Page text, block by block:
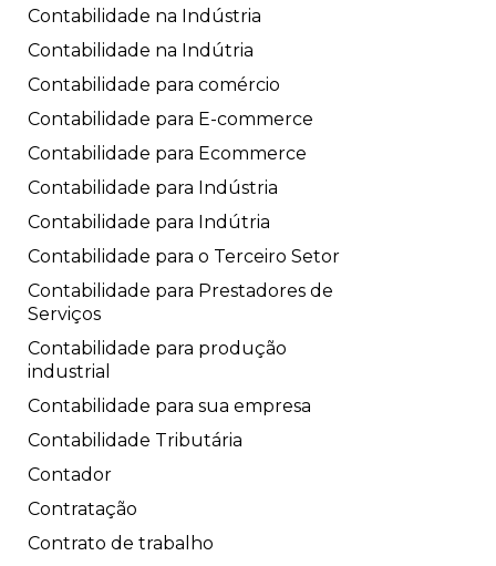
Contabilidade na Indústria
Contabilidade na Indútria
Contabilidade para comércio
Contabilidade para E-commerce
Contabilidade para Ecommerce
Contabilidade para Indústria
Contabilidade para Indútria
Contabilidade para o Terceiro Setor
Contabilidade para Prestadores de
Serviços
Contabilidade para produção
industrial
Contabilidade para sua empresa
Contabilidade Tributária
Contador
Contratação
Contrato de trabalho